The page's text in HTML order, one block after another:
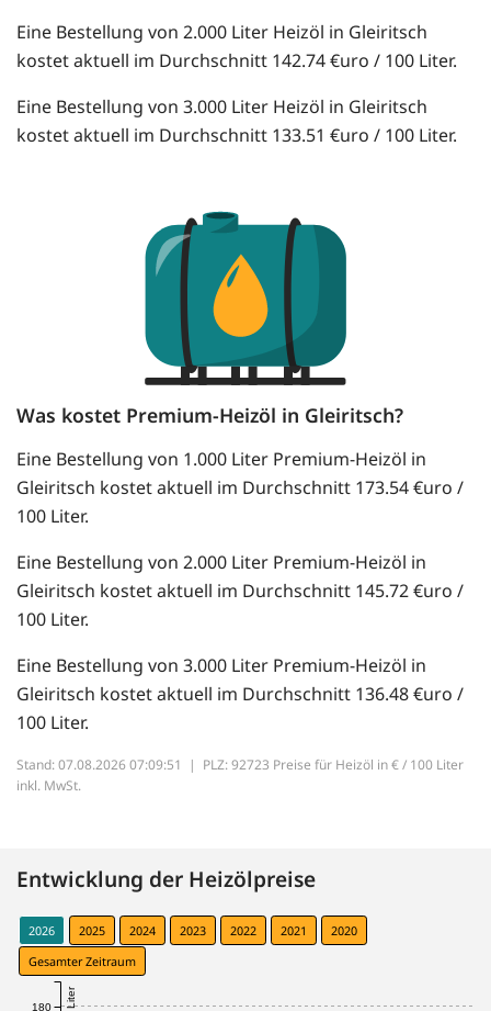
Eine Bestellung von 2.000 Liter Heizöl in Gleiritsch
kostet aktuell im Durchschnitt 142.74 €uro / 100 Liter.
Eine Bestellung von 3.000 Liter Heizöl in Gleiritsch
kostet aktuell im Durchschnitt 133.51 €uro / 100 Liter.
Was kostet Premium-Heizöl in Gleiritsch?
Eine Bestellung von 1.000 Liter Premium-Heizöl in
Gleiritsch kostet aktuell im Durchschnitt 173.54 €uro /
100 Liter.
Eine Bestellung von 2.000 Liter Premium-Heizöl in
Gleiritsch kostet aktuell im Durchschnitt 145.72 €uro /
100 Liter.
Eine Bestellung von 3.000 Liter Premium-Heizöl in
Gleiritsch kostet aktuell im Durchschnitt 136.48 €uro /
100 Liter.
Stand: 07.08.2026 07:09:51 | PLZ: 92723 Preise für Heizöl in € / 100 Liter
inkl. MwSt.
Entwicklung der Heizölpreise
2026 2025 2024 2023 2022 2021
2020
Gesamter Zeitraum
180